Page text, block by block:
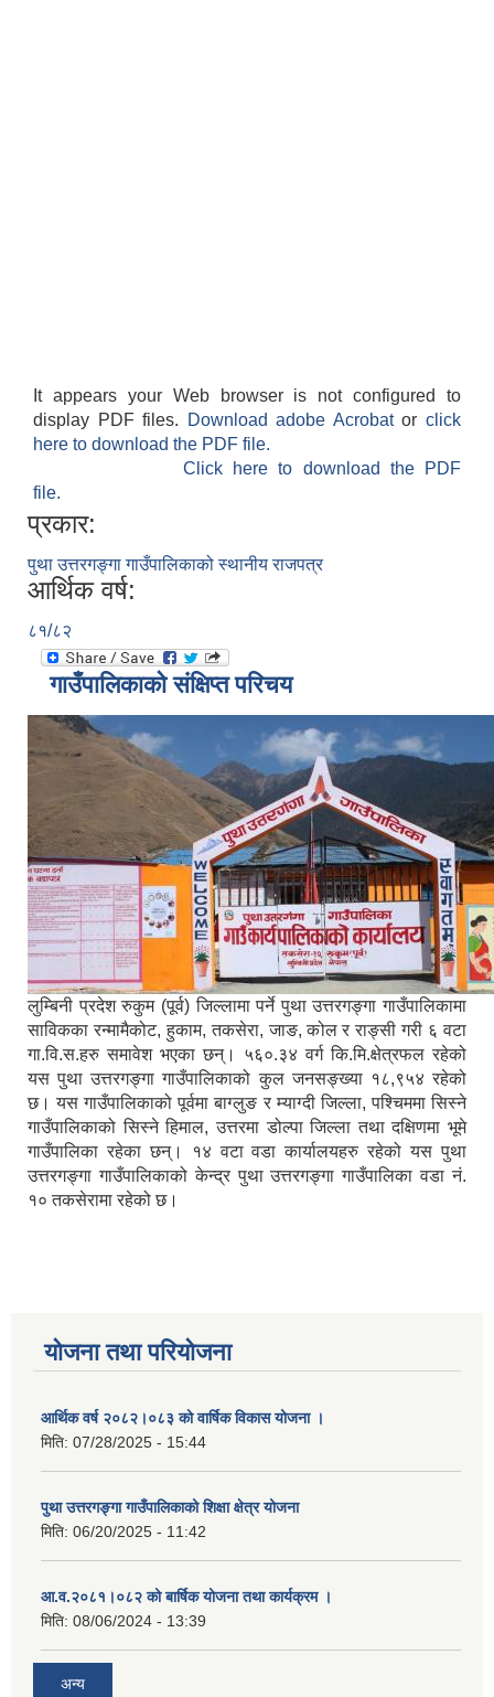
It appears your Web browser is not configured to
display PDF files.
Download adobe Acrobatorclick
here to download the PDF file.
Click here to download the PDF
file.
प्रकार:
पुथा उत्तरगङ्गा गाउँपालिकाको स्थानीय राजपत्र
आर्थिक वर्ष:
८१/८२
गाउँपालिकाको संक्षिप्त परिचय
लुम्बिनी प्रदेश रुकुम (पूर्व) जिल्लामा पर्ने पुथा उत्तरगङ्गा गाउँपालिकामा
साविकका रन्मामैकोट, हुकाम, तकसेरा, जाङ, कोल र राङ्सी गरी ६ वटा
गा.वि.स.हरु समावेश भएका छन्। ५६०.३४ वर्ग कि.मि.क्षेत्रफल रहेको
यस पुथा उत्तरगङ्गा गाउँपालिकाको कुल जनसङ्ख्या १८,९५४ रहेको
छ। यस गाउँपालिकाको पूर्वमा बाग्लुङ र म्याग्दी जिल्ला, पश्चिममा सिस्ने
गाउँपालिकाको सिस्ने हिमाल, उत्तरमा डोल्पा जिल्ला तथा दक्षिणमा भूमे
गाउँपालिका रहेका छन्। १४ वटा वडा कार्यालयहरु रहेको यस पुथा
उत्तरगङ्गा गाउँपालिकाको केन्द्र पुथा उत्तरगङ्गा गाउँपालिका वडा नं.
१० तकसेरामा रहेको छ।
योजना तथा परियोजना
आर्थिक वर्ष २०८२।०८३ को वार्षिक विकास योजना ।
मिति: 07/28/2025 - 15:44
पुथा उत्तरगङ्गा गाउँपालिकाको शिक्षा क्षेत्र योजना
मिति: 06/20/2025 - 11:42
आ.व.२०८१।०८२ को बार्षिक योजना तथा कार्यक्रम ।
मिति: 08/06/2024 - 13:39
अन्य